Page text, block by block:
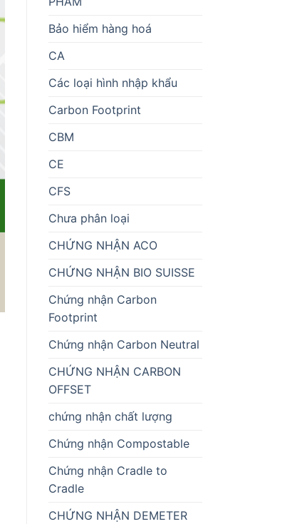
Bảo hiểm hàng hoá
CA
Các loại hình nhập khẩu
Carbon Footprint
CBM
CE
CFS
Chưa phân loại
CHỨNG NHẬN ACO
CHỨNG NHẬN BIO SUISSE
Chứng nhận Carbon
Footprint
Chứng nhận Carbon Neutral
CHỨNG NHẬN CARBON
OFFSET
chứng nhận chất lượng
Chứng nhận Compostable
Chứng nhận Cradle to
Cradle
CHỨNG NHẬN DEMETER